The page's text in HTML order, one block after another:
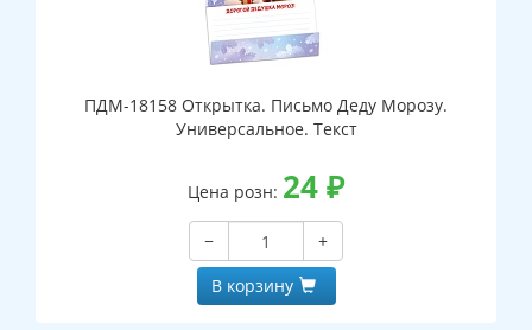
ПДМ-18158 Открытка. Письмо Деду Морозу.
Универсальное. Текст
Цена розн: 24₽
−
+
В корзину